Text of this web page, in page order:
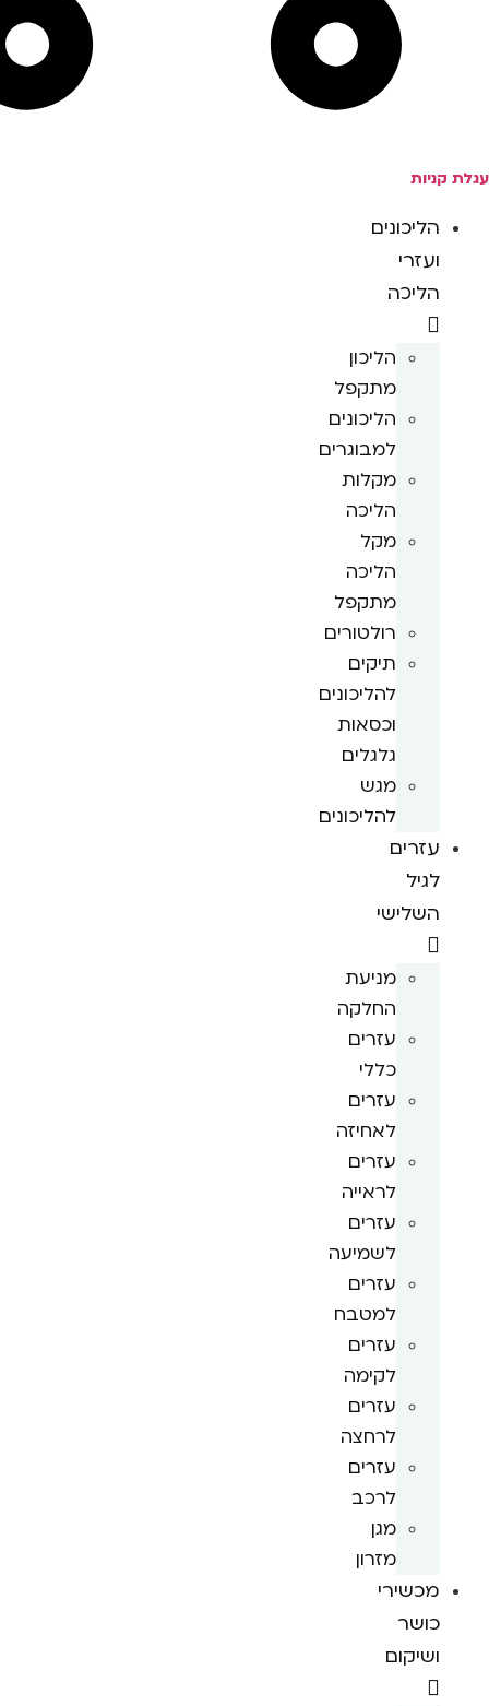
עגלת קניות
הליכונים
ועזרי
הליכה
הליכון
מתקפל
הליכונים
למבוגרים
מקלות
הליכה
מקל
הליכה
מתקפל
רולטורים
תיקים
להליכונים
וכסאות
גלגלים
מגש
להליכונים
עזרים
לגיל
השלישי
מניעת
החלקה
עזרים
כללי
עזרים
לאחיזה
עזרים
לראייה
עזרים
לשמיעה
עזרים
למטבח
עזרים
לקימה
עזרים
לרחצה
עזרים
לרכב
מגן
מזרון
מכשירי
כושר
ושיקום